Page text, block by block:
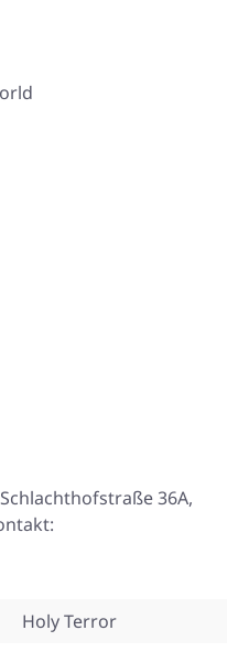
36A,
Holy Terror